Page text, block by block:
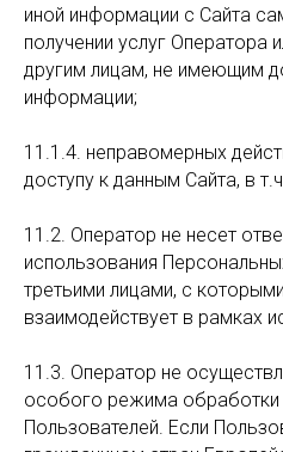
иной информации с Сайта
получении услуг Оператора
другим лицам, не имеющим
информации;
11.1.4. неправомерных
доступу к данным Сайта, в
11.2. Оператор не несет
использования
третьими лицами, с
взаимодействует в рамках
11.3. Оператор не
особого режима обработки
Пользователей. Если